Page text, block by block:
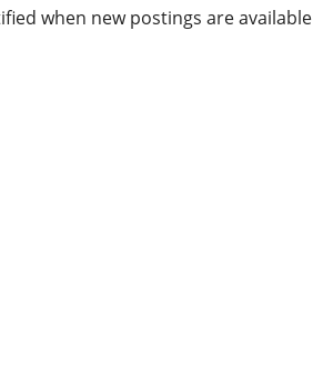
when new postings are available